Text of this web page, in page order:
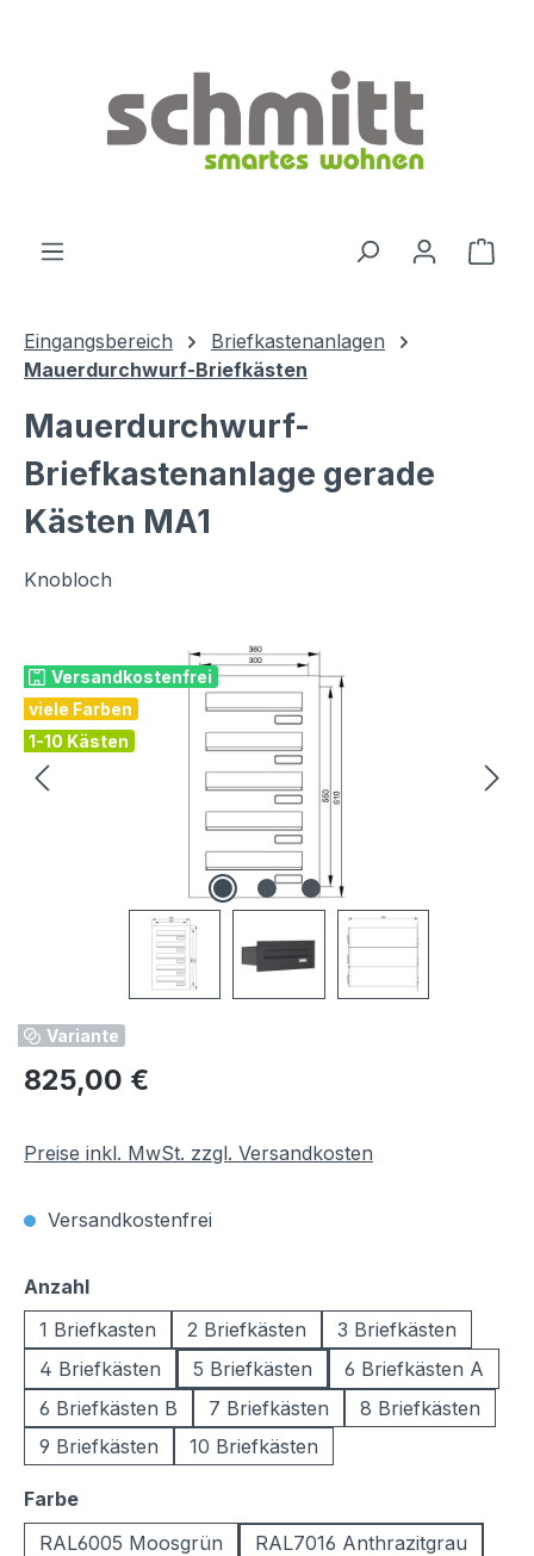
Eingangsbereich
Briefkastenanlagen
Mauerdurchwurf-Briefkästen
Mauerdurchwurf-
Briefkastenanlage gerade
Kästen MA1
Knobloch
Versandkostenfrei
viele Farben
1-10 Kästen
Variante
Regulärer Preis:
825,00 €
Preise inkl. MwSt. zzgl. Versandkosten
Versandkostenfrei
Anzahlauswählen
1 Briefkasten
2 Briefkästen
3 Briefkästen
4 Briefkästen
5 Briefkästen
6 Briefkästen A
6 Briefkästen B
7 Briefkästen
8 Briefkästen
9 Briefkästen
10 Briefkästen
Farbeauswählen
RAL6005 Moosgrün
RAL7016 Anthrazitgrau